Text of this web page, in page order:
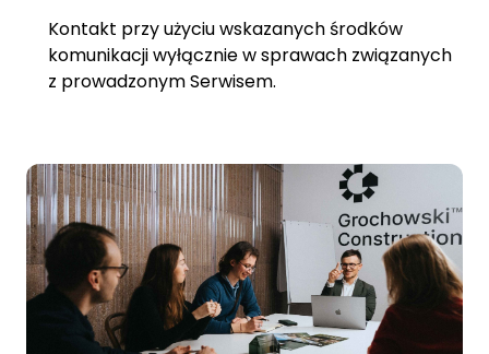
Kontakt przy użyciu wskazanych środków
komunikacji wyłącznie w sprawach związanych
z prowadzonym Serwisem.